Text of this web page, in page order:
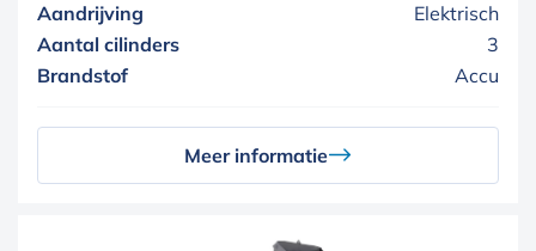
Aandrijving
Elektrisch
Aantal cilinders
3
Brandstof
Accu
Meer informatie